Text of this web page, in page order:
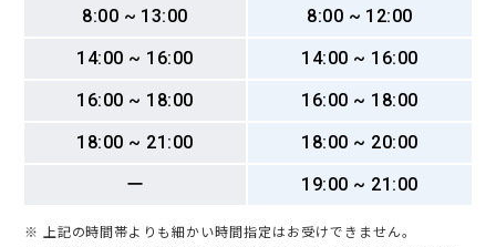
8:00 ~ 13:00
8:00 ~ 12:00
14:00 ~ 16:00
14:00 ~ 16:00
16:00 ~ 18:00
16:00 ~ 18:00
18:00 ~ 21:00
18:00 ~ 20:00
ー
19:00 ~ 21:00
※ 上記の時間帯よりも細かい時間指定はお受けできません。